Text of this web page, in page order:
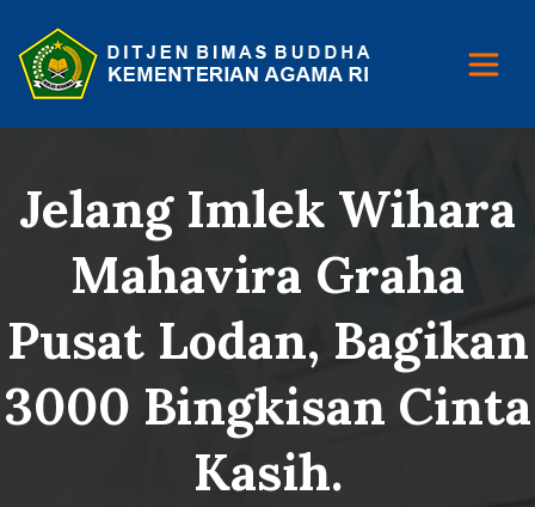
Jelang Imlek Wihara
Mahavira Graha
Pusat Lodan, Bagikan
3000 Bingkisan Cinta
Kasih.